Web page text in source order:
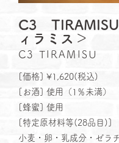
C3
ィラミス＞
C3 TIRAMISU
[価格] ¥1,620(税込)
[お酒] 使用（1％未満）
[蜂蜜] 使⽤
[特定原材料等(28品⽬)]
小麦・卵・乳成分・ゼラ